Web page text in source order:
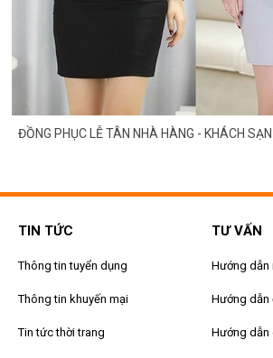
ĐỒNG PHỤC LỄ TÂN NHÀ HÀNG - KHÁCH
TIN TỨC
Thông tin tuyển dụng
Thông tin khuyến mại
Tin tức thời trang
TƯ VẤN
Hướng dẫn
Hướng dẫn
Hướng dẫn